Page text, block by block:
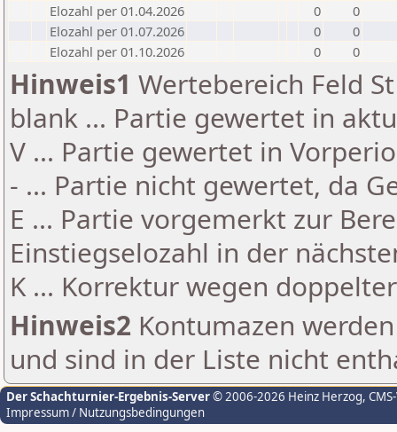
Elozahl per 01.04.2026
0
0
Elozahl per 01.07.2026
0
0
Elozahl per 01.10.2026
0 0
Hinweis1 Wertebereich Feld
blank ... Partie gewertet in
V ... Partie gewertet in
- ... Partie nicht gewertet, da
E ... Partie vorgemerkt zur
Einstiegselozahl in der
K ... Korrektur wegen
Hinweis2 Kontumazen
und sind in der Liste nicht
Der Schachturnier-Ergebnis-Server© 2006-2026 Heinz Herzog,
Impressum / Nutzungsbedingungen